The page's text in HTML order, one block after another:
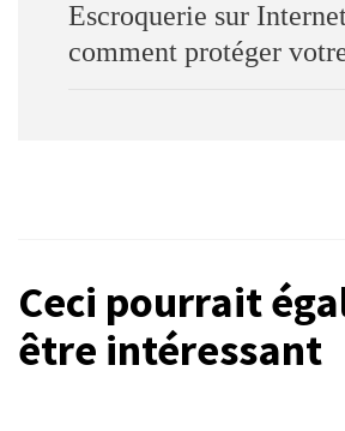
Escroquerie sur
comment protéger
Ceci pourrait
être intéressant